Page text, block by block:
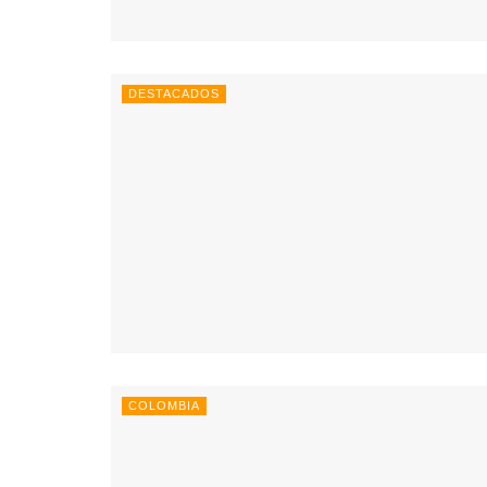
DESTACADOS
COLOMBIA